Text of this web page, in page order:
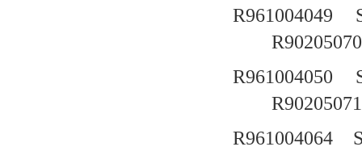
R961004049
R961004050
R961004064